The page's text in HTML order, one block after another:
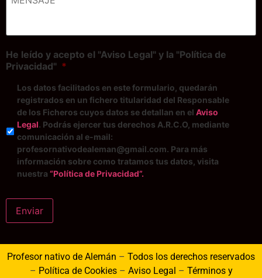
He leído y acepto el "Aviso Legal" y la "Política de
Privacidad" *
Los datos facilitados en este formulario, quedarán
registrados en un fichero titularidad del Responsable
de los Ficheros cuyos datos se detallan en el Aviso
Legal. Podrás ejercer tus derechos A.R.C.O, mediante
comunicación al e-mail:
profesornativodealeman@gmail.com. Para más
información sobre como tratamos tus datos, visita
nuestra “Política de Privacidad”.
Enviar
Profesor nativo de Alemán – Todos los derechos reservados
– Política de Cookies– Aviso Legal – Términos y